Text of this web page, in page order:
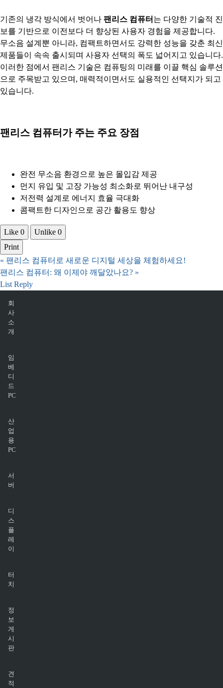
기존의 냉각 방식에서 벗어나 팬리스 컴퓨터 는 다양한 기술적 진
보를 기반으로 이전보다 더 향상된 사용자 경험을 제공합니다.
무소음 설계뿐 아니라, 컴팩트하면서도 강력한 성능을 갖춘 최신
제품들이 속속 출시되며 사용자 선택의 폭도 넓어지고 있습니다.
이러한 점에서 팬리스 기술은 컴퓨팅의 미래를 이끌 핵심 솔루션
으로 주목받고 있으며, 매력적이면서도 실용적인 선택지가 되고
있습니다.
팬리스 컴퓨터가 주는 주요 장점
완전 무소음 환경으로 높은 몰입감 제공
먼지 유입 및 고장 가능성 최소화로 뛰어난 내구성
저전력 설계로 에너지 효율 극대화
콤팩트한 디자인으로 공간 활용도 향상
Like 0 Unlike 0
Print
« 팬리스 컴퓨터로 새로운 디지털 세상을 체험하세요!
팬리스 컴퓨터: 왜 이제야 깨달았나요? »
List Reply
회
사
소
개
임
베
디
드
PC
산
업
용
PC
서
버
디
스
플
레
이
터
치
정
보
게
시
판
견
적